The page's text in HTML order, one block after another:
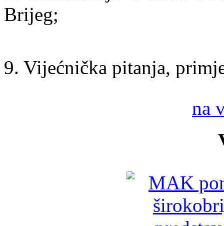
Brijeg;
9. Vijećnička pitanja,
na